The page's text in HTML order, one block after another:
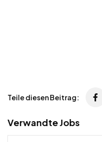
Teile diesen Beitrag:
Verwandte Jobs